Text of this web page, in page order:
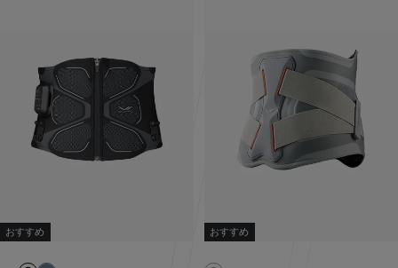
#シックスパッド
#リカバリーウェア
#着るだけで疲労回復
着心地もめっちゃよきだよ❤️‍🔥
#PR
#SIXPAD
#シックスパッド
#着るだけで疲労回復
#スウェットコーデ#ワンマイルウェア#パーカー
#ブラックコーデ#ニット帽#ママコーデ
おすすめ おすすめ